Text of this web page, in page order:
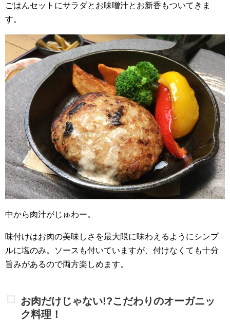
ごはんセットにサラダとお味噌汁とお新香もついてきま
す。
中から肉汁がじゅわー。
味付けはお肉の美味しさを最大限に味わえるようにシンプ
ルに塩のみ。ソースも付いていますが、付けなくても十分
旨みがあるので両方楽しめます。
お肉だけじゃない!?こだわりのオーガニッ
ク料理！